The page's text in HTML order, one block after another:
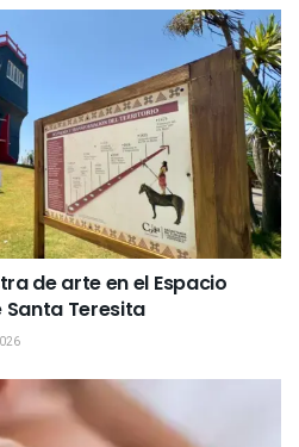
de arte en el Espacio
Santa Teresita